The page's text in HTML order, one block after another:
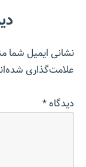
نشانی ایمیل شما
علامت‌گذاری
دیدگاه*